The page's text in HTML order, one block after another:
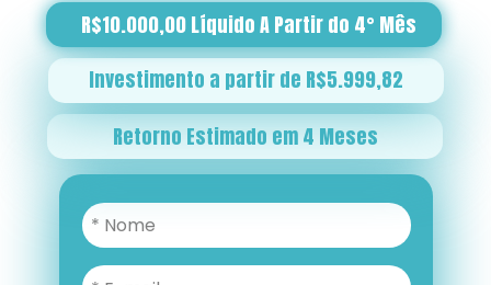
R$10.000,00 Líquido A Partir do 4° Mês
Retorno Estimado em 4 Meses
Investimento a partir de R$5.999,82